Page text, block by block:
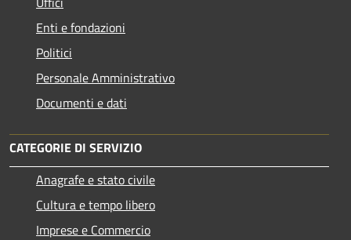
Enti e fondazioni
Politici
Personale Amministrativo
Documenti e dati
CATEGORIE DI SERVIZIO
Anagrafe e stato civile
Cultura e tempo libero
Imprese e Commercio